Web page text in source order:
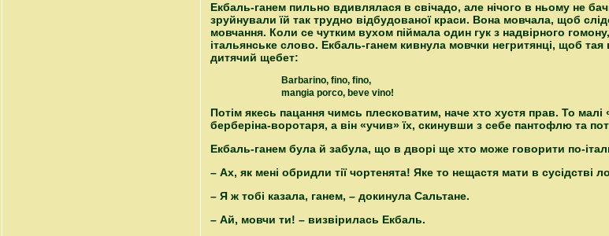
Екбаль-ганем пильно вдивлялася в свічадо, але нічого в ньому не
зруйнували їй так трудно відбудованої краси. Вона мовчала, щоб
мовчання. Коли се чутким вухом піймала один гук з надвірного
італьянське слово. Екбаль-ганем кивнула мовчки негритянці, щоб
дитячий щебет:
Barbarino, fino, fino,
mangia porco, beve vino!
Потім якесь пацання чимсь плесковатим, наче хто хустя прав. То
берберіна-воротаря, а він «учив» їх, скинувши з себе пантофлю та
Екбаль-ганем була й забула, що в дворі ще хто може говорити по-
– Ах, як мені обридли тії чортенята! Яке то нещастя мати в сусідстві
– Я ж тобі казала, ганем, – докинула Сальтане.
– Ай, мовчи ти! – визвірилась Екбаль.